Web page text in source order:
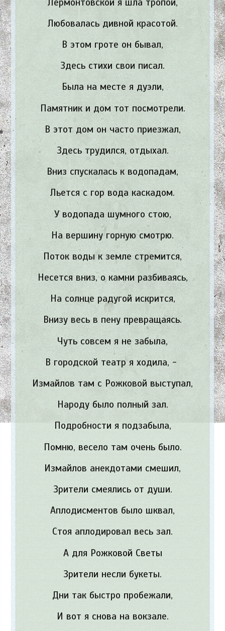
Любовалась дивной красотой.
В этом гроте он бывал,
Здесь стихи свои писал.
Была на месте я дуэли,
Памятник и дом тот посмотрели.
В этот дом он часто приезжал,
Здесь трудился, отдыхал.
Вниз спускалась к водопадам,
Льется с гор вода каскадом.
У водопада шумного стою,
На вершину горную смотрю.
Поток воды к земле стремится,
Несется вниз, о камни разбиваясь,
На солнце радугой искрится,
Внизу весь в пену превращаясь.
Чуть совсем я не забыла,
В городской театр я ходила, -
Измайлов там с Рожковой выступал,
Народу было полный зал.
Подробности я подзабыла,
Помню, весело там очень было.
Измайлов анекдотами смешил,
Зрители смеялись от души.
Аплодисментов было шквал,
Стоя аплодировал весь зал.
А для Рожковой Светы
Зрители несли букеты.
Дни так быстро пробежали,
И вот я снова на вокзале.